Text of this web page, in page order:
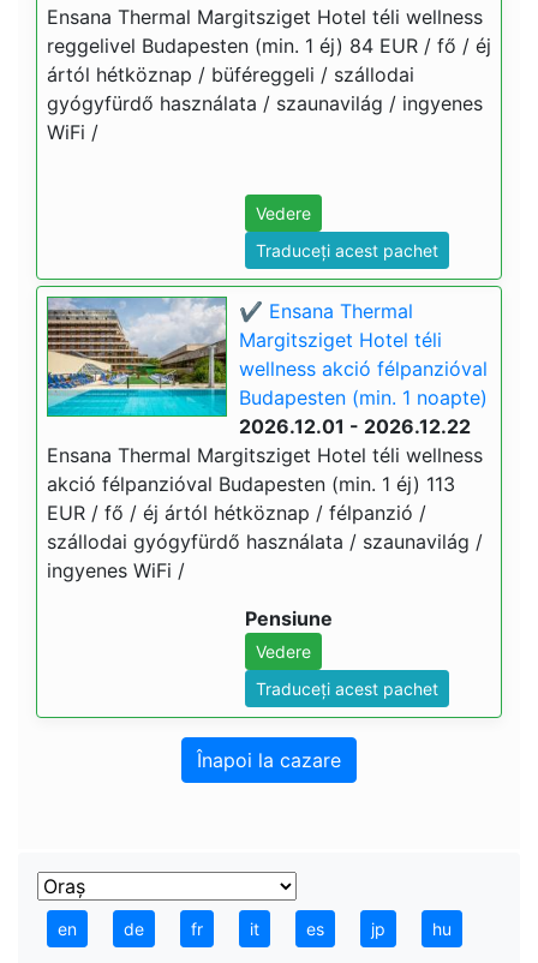
Ensana Thermal Margitsziget Hotel téli wellness
reggelivel Budapesten (min. 1 éj) 84 EUR / fő / éj
ártól hétköznap / büféreggeli / szállodai
gyógyfürdő használata / szaunavilág / ingyenes
WiFi /
Vedere
Traduceți acest pachet
✔️ Ensana Thermal
Margitsziget Hotel téli
wellness akció félpanzióval
Budapesten (min. 1 noapte)
2026.12.01 - 2026.12.22
Ensana Thermal Margitsziget Hotel téli wellness
akció félpanzióval Budapesten (min. 1 éj) 113
EUR / fő / éj ártól hétköznap / félpanzió /
szállodai gyógyfürdő használata / szaunavilág /
ingyenes WiFi /
Pensiune
Vedere
Traduceți acest pachet
Înapoi la cazare
en de fr it es jp hu